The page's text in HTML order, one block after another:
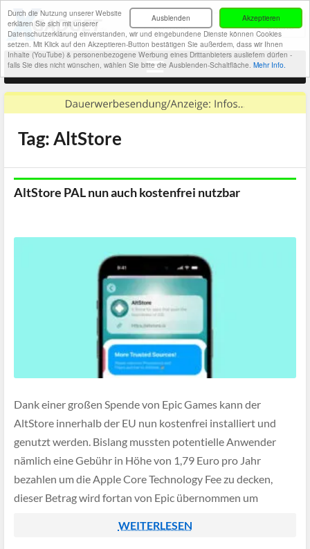
Akzeptieren
Ausblenden
Durch die Nutzung unserer Website
erklären Sie sich mit unserer
Datenschutzerklärung einverstanden, wir und eingebundene Dienste können Cookies
setzen. Mit Klick auf den Akzeptieren-Button bestätigen Sie außerdem, dass wir Ihnen
Inhalte (YouTube) & personenbezogene Werbung eines Drittanbieters ausliefern dürfen -
falls Sie dies nicht wünschen, wählen Sie bitte die Ausblenden-Schaltfläche. Mehr Info.
Tag: AltStore
AltStore PAL nun auch kostenfrei nutzbar
Dank einer großen Spende von Epic Games kann der
AltStore innerhalb der EU nun kostenfrei installiert und
genutzt werden. Bislang mussten potentielle Anwender
nämlich eine Gebühr in Höhe von 1,79 Euro pro Jahr
bezahlen um die Apple Core Technology Fee zu decken,
dieser Betrag wird fortan von Epic übernommen um
WEITERLESEN